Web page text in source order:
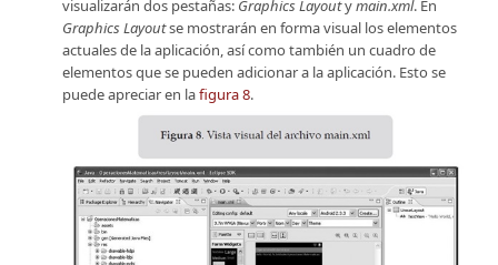
visualizarán dos pestañas: Graphics Layoutymain.xml. En
Graphics Layoutse mostrarán en forma visual los elementos
actuales de la aplicación, así como también un cuadro de
elementos que se pueden adicionar a la aplicación. Esto se
puede apreciar en lafigura 8.